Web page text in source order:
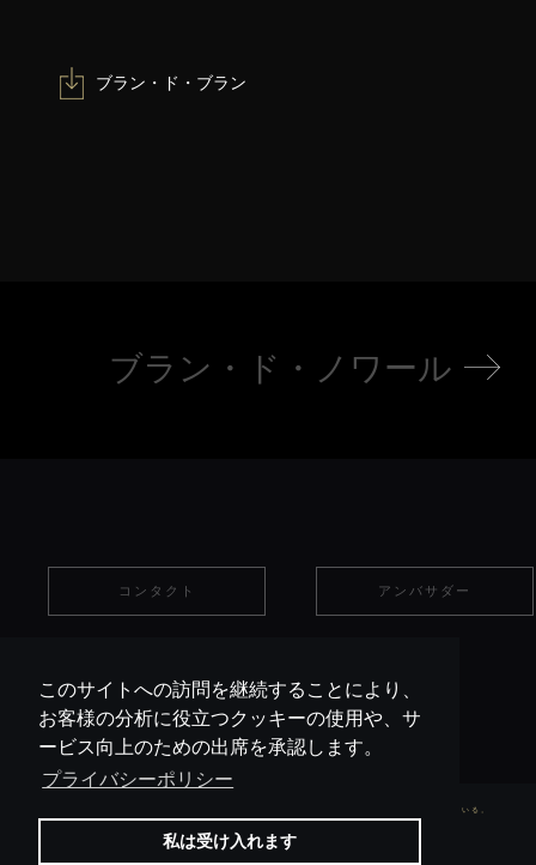
このサイトへの訪問を継続することにより、
お客様の分析に役立つクッキーの使用や、サ
ービス向上のための出席を承認します。
プライバシーポリシー
私は受け入れます
ブラン・ド・ブラン
ブラン・ド・ノワール
コンタクト アンバサダー
アルコー ルの乱用 は、世界中で、膨大な数の健康問題 、 家庭 問題、社会問題をひき起こしている。
記載 -